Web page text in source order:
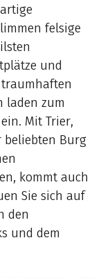
felsige
und
laden zum
Mit Trier,
beliebten Burg
kommt auch
Sie sich auf
den
und dem